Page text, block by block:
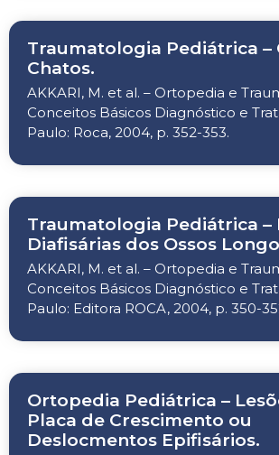
Traumatologia Pediátrica –
Chatos.
AKKARI, M. et al. – Ortopedia e
Conceitos Básicos Diagnóstico e
Paulo: Roca, 2004, p. 352-353.
Traumatologia Pediátrica –
Diafisárias dos Ossos
AKKARI, M. et al. – Ortopedia e
Conceitos Básicos Diagnóstico e
Paulo: Editora ROCA, 2004, p. 350-
Ortopedia Pediátrica –
Placa de Crescimento ou
Deslocmentos Epifisários.